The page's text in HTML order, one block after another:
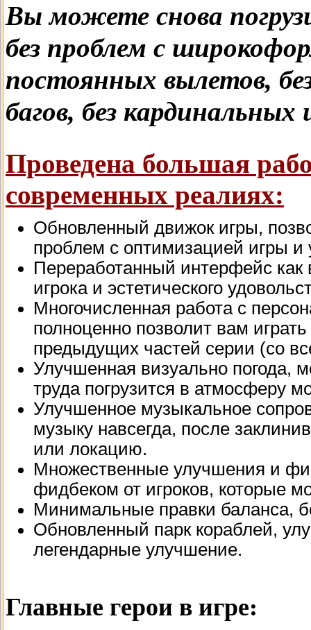
Вы можете снова
без проблем с
постоянных вылетов,
багов, без
Проведена большая
современных реалиях:
Обновленный движок игры,
проблем с оптимизацией игры и
Переработанный интерфейс как
игрока и эстетического
Многочисленная работа с
полноценно позволит вам
предыдущих частей серии (со
Улучшенная визуально погода,
труда погрузится в атмосферу
Улучшенное музыкальное
музыку навсегда, после
или локацию.
Множественные улучшения и
фидбеком от игроков, которые
Минимальные правки баланса,
Обновленный парк кораблей,
легендарные улучшение.
Главные герои в игре: